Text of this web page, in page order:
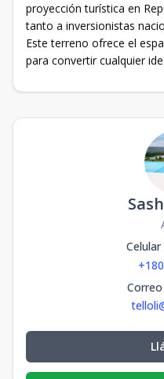
proyección turística en
tanto a inversionistas
Este terreno ofrece el
para convertir cualquier